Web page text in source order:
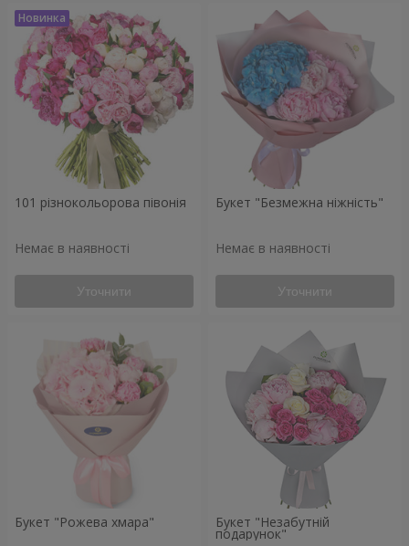
101 різнокольорова півонія
Немає в наявності
Уточнити
Букет "Безмежна ніжність"
Немає в наявності
Уточнити
Букет "Рожева хмара" Букет "Незабутній
подарунок"